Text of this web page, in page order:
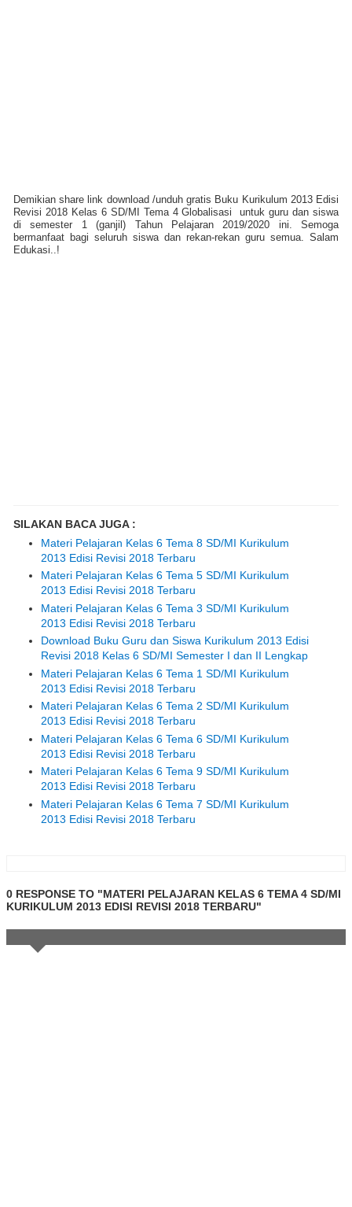
Demikian share link download /unduh gratis Buku Kurikulum 2013 Edisi
Revisi 2018 Kelas 6 SD/MI Tema 4 Globalisasi
untuk guru dan siswa
di semester 1 (ganjil) Tahun Pelajaran 2019/2020 ini. Semoga
bermanfaat bagi seluruh siswa dan rekan-rekan guru semua. Salam
Edukasi..!
SILAKAN BACA JUGA :
Materi Pelajaran Kelas 6 Tema 8 SD/MI Kurikulum
2013 Edisi Revisi 2018 Terbaru
Materi Pelajaran Kelas 6 Tema 5 SD/MI Kurikulum
2013 Edisi Revisi 2018 Terbaru
Materi Pelajaran Kelas 6 Tema 3 SD/MI Kurikulum
2013 Edisi Revisi 2018 Terbaru
Download Buku Guru dan Siswa Kurikulum 2013 Edisi
Revisi 2018 Kelas 6 SD/MI Semester I dan II Lengkap
Materi Pelajaran Kelas 6 Tema 1 SD/MI Kurikulum
2013 Edisi Revisi 2018 Terbaru
Materi Pelajaran Kelas 6 Tema 2 SD/MI Kurikulum
2013 Edisi Revisi 2018 Terbaru
Materi Pelajaran Kelas 6 Tema 6 SD/MI Kurikulum
2013 Edisi Revisi 2018 Terbaru
Materi Pelajaran Kelas 6 Tema 9 SD/MI Kurikulum
2013 Edisi Revisi 2018 Terbaru
Materi Pelajaran Kelas 6 Tema 7 SD/MI Kurikulum
2013 Edisi Revisi 2018 Terbaru
0 RESPONSE TO "MATERI PELAJARAN KELAS 6 TEMA 4 SD/MI
KURIKULUM 2013 EDISI REVISI 2018 TERBARU"